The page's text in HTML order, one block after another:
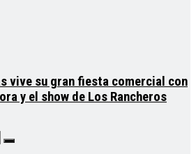
vive su gran fiesta comercial con
y el show de Los Rancheros